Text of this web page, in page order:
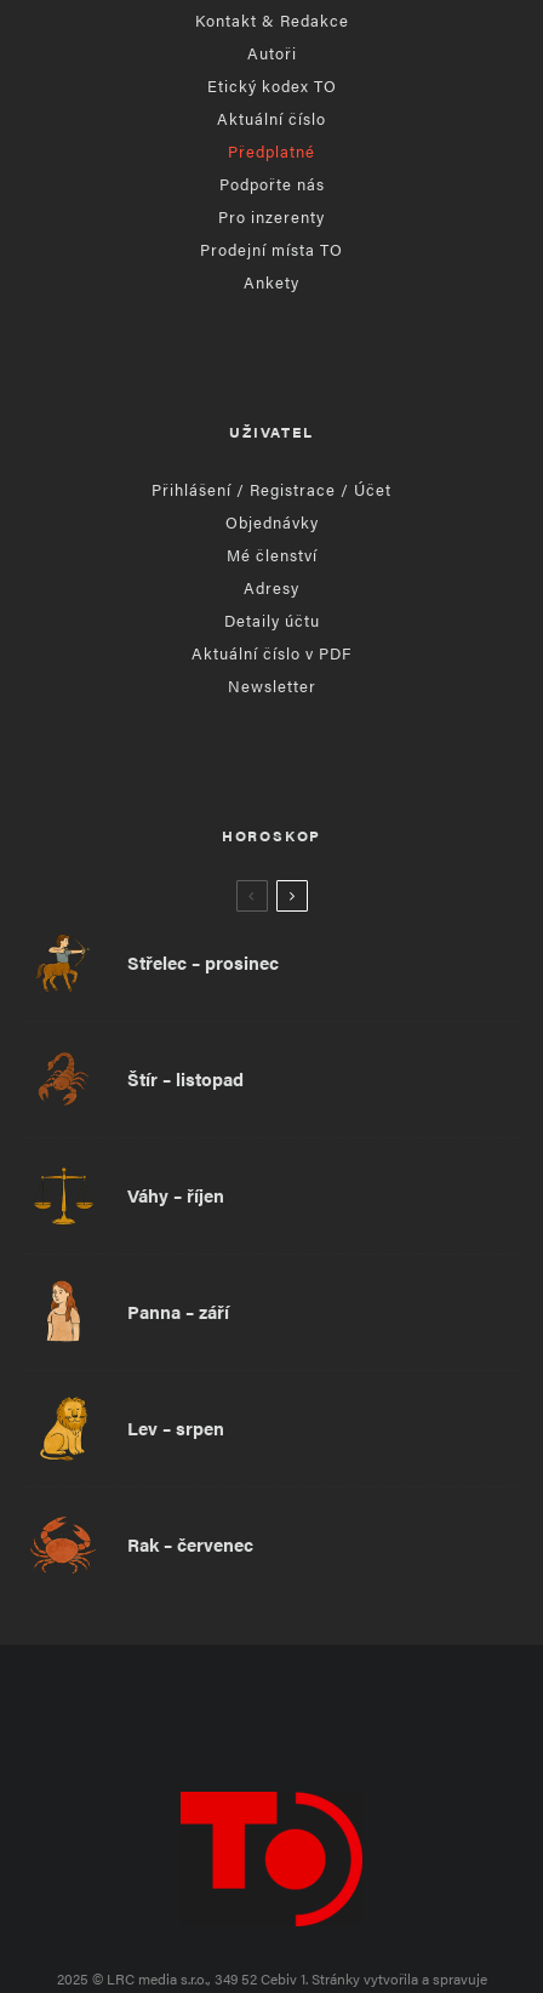
Kontakt & Redakce
Autoři
Etický kodex TO
Aktuální číslo
Předplatné
Podpořte nás
Pro inzerenty
Prodejní místa TO
Ankety
UŽIVATEL
Přihlášení / Registrace / Účet
Objednávky
Mé členství
Adresy
Detaily účtu
Aktuální číslo v PDF
Newsletter
HOROSKOP
Střelec – prosinec
Štír – listopad
Váhy – říjen
Panna – září
Lev – srpen
Rak – červenec
2025 © LRC media s.r.o., 349 52 Cebiv 1.Stránky vytvořila a spravuje